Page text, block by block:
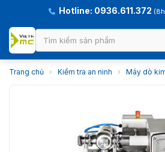
Hotline: 0936.611.372
Trang chủ › Kiểm tra an ninh › Máy dò